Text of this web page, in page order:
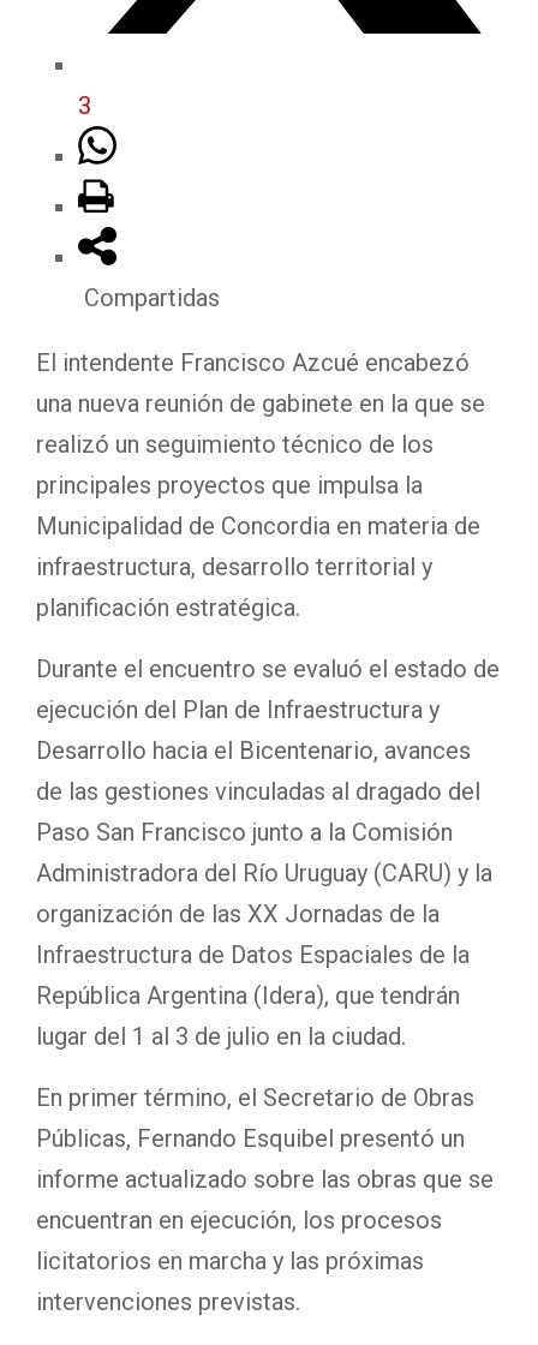
3
Compartidas
El intendente Francisco Azcué encabezó
una nueva reunión de gabinete en la que se
realizó un seguimiento técnico de los
principales proyectos que impulsa la
Municipalidad de Concordia en materia de
infraestructura, desarrollo territorial y
planificación estratégica.
Durante el encuentro se evaluó el estado de
ejecución del Plan de Infraestructura y
Desarrollo hacia el Bicentenario, avances
de las gestiones vinculadas al dragado del
Paso San Francisco junto a la Comisión
Administradora del Río Uruguay (CARU) y la
organización de las XX Jornadas de la
Infraestructura de Datos Espaciales de la
República Argentina (Idera), que tendrán
lugar del 1 al 3 de julio en la ciudad.
En primer término, el Secretario de Obras
Públicas, Fernando Esquibel presentó un
informe actualizado sobre las obras que se
encuentran en ejecución, los procesos
licitatorios en marcha y las próximas
intervenciones previstas.